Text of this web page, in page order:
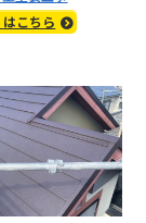
こちら